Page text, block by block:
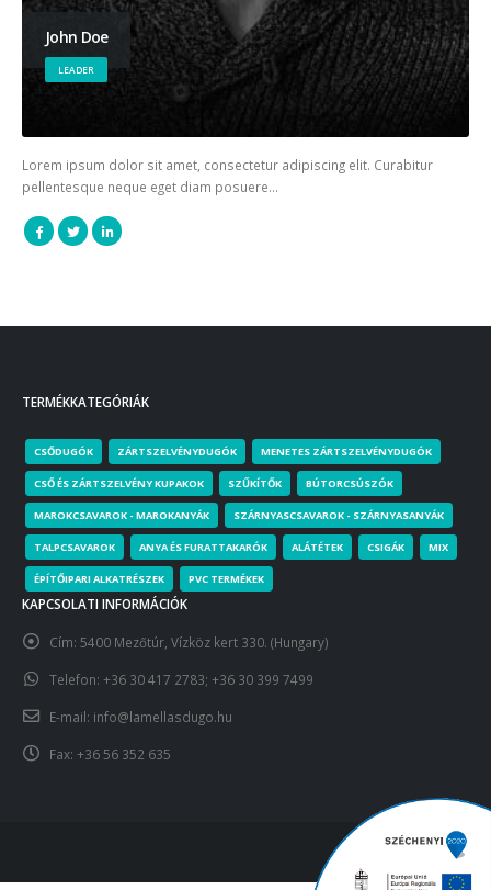
John Doe
LEADER
Lorem ipsum dolor sit amet, consectetur adipiscing elit. Curabitur
pellentesque neque eget diam posuere…
TERMÉKKATEGÓRIÁK
CSŐDUGÓK ZÁRTSZELVÉNYDUGÓK MENETES ZÁRTSZELVÉNYDUGÓK
CSŐ ÉS ZÁRTSZELVÉNY KUPAKOK SZŰKÍTŐK BÚTORCSÚSZÓK
MAROKCSAVAROK - MAROKANYÁK SZÁRNYASCSAVAROK - SZÁRNYASANYÁK
TALPCSAVAROK ANYA ÉS FURATTAKARÓK ALÁTÉTEK CSIGÁK MIX
ÉPÍTŐIPARI ALKATRÉSZEK PVC TERMÉKEK
KAPCSOLATI INFORMÁCIÓK
Cím: 5400 Mezőtúr, Vízköz kert 330. (Hungary)
Telefon: +36 30 417 2783; +36 30 399 7499
E-mail: info@lamellasdugo.hu
Fax: +36 56 352 635